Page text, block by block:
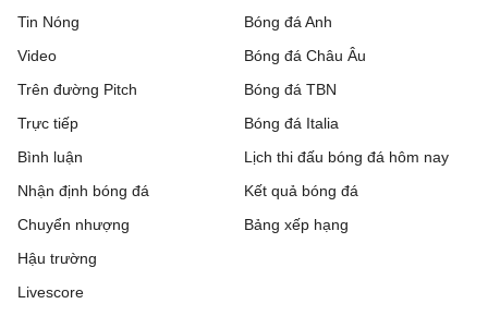
Tin Nóng
Video
Trên đường Pitch
Trực tiếp
Bóng đá Anh
Bóng đá Châu Âu
Bóng đá TBN
Bóng đá Italia
Bình luận
Nhận định bóng đá
Chuyển nhượng
Hậu trường
Livescore
Lịch thi đấu bóng đá hôm nay
Kết quả bóng đá
Bảng xếp hạng